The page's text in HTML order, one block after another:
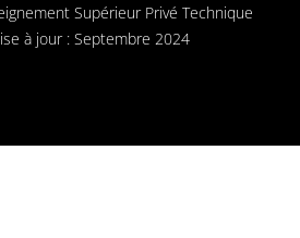
Supérieur Privé Technique
à jour : Septembre 2024